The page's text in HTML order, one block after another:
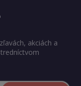
akciách a